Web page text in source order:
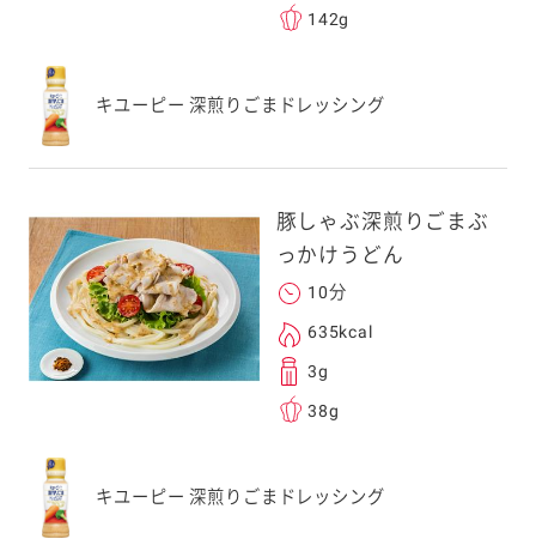
142g
キユーピー 深煎りごまドレッシング
豚しゃぶ深煎りごまぶ
っかけうどん
10分
635kcal
3g
38g
キユーピー 深煎りごまドレッシング